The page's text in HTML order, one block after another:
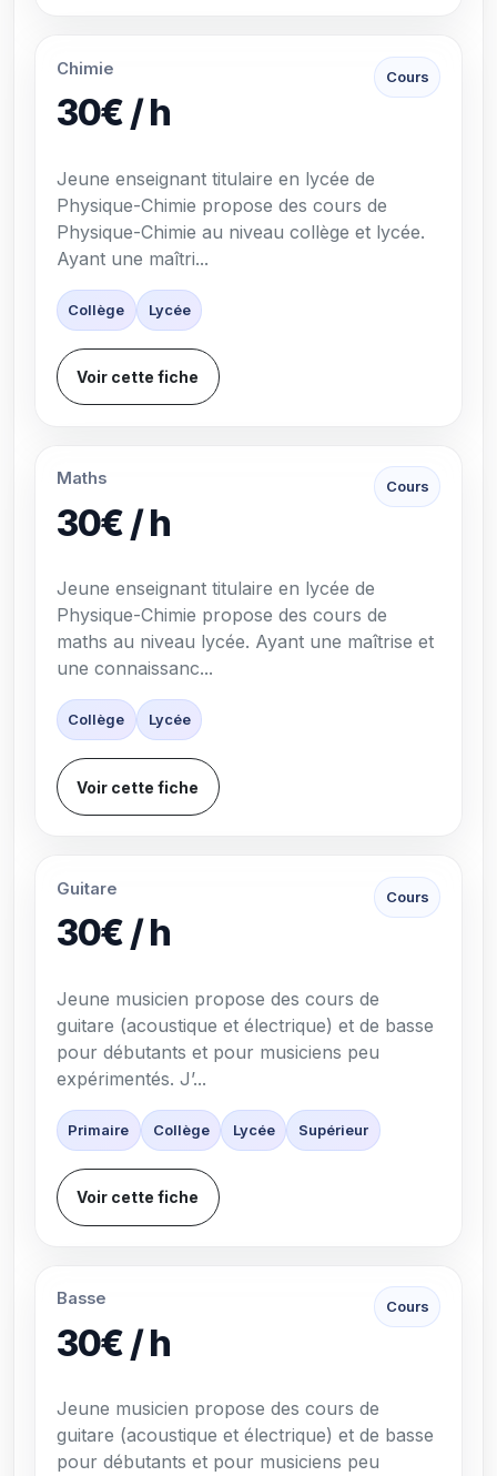
Chimie
30€ / h
Cours
Jeune enseignant titulaire en lycée de
Physique-Chimie propose des cours de
Physique-Chimie au niveau collège et lycée.
Ayant une maîtri...
Collège Lycée
Voir cette fiche
Maths
30€ / h
Cours
Jeune enseignant titulaire en lycée de
Physique-Chimie propose des cours de
maths au niveau lycée. Ayant une maîtrise et
une connaissanc...
Collège Lycée
Voir cette fiche
Guitare
30€ / h
Cours
Jeune musicien propose des cours de
guitare (acoustique et électrique) et de basse
pour débutants et pour musiciens peu
expérimentés. J’...
Primaire Collège Lycée Supérieur
Voir cette fiche
Basse
30€ / h
Cours
Jeune musicien propose des cours de
guitare (acoustique et électrique) et de basse
pour débutants et pour musiciens peu